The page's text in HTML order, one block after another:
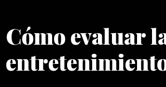
Cómo evaluar